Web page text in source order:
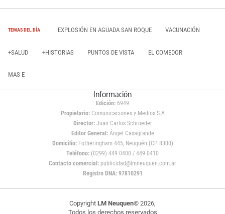
TEMAS DEL DÍA EXPLOSIÓN EN AGUADA SAN ROQUE VACUNACIÓN
+SALUD +HISTORIAS PUNTOS DE VISTA EL COMEDOR
MAS E
Información
Edición: 6949
Propietario:Comunicaciones y Medios S.A
Director: Juan Carlos Schroeder
Editor General:Ángel Casagrande
Domicilio:Fotheringham 445, Neuquén (CP 8300)
Teléfono: (0299) 449 0400 / 449 0410
Contacto comercial: publicidad@lmneuquen.com.ar
Registro DNA: 97810291
Copyright LM Neuquen© 2026,
Todos los derechos reservados